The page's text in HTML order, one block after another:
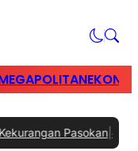
Pasokan|#2 -